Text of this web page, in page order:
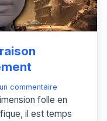
commentaire
folle en
il est temps